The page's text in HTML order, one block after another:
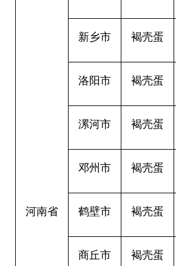
河南省
新乡市 褐壳蛋
洛阳市 褐壳蛋
漯河市 褐壳蛋
邓州市 褐壳蛋
鹤壁市 褐壳蛋
商丘市 褐壳蛋